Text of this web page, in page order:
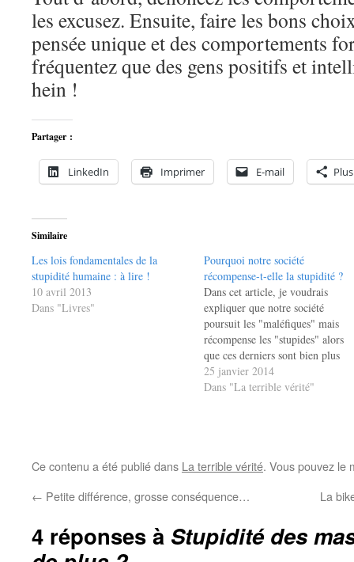
les excusez. Ensuite, faire les bons
pensée unique et des comportements
fréquentez que des gens positifs et
hein !
Partager :
LinkedIn Imprimer E-mail Plus
Similaire
Les lois fondamentales de la
stupidité humaine : à lire !
10 avril 2013
Dans "Livres"
Pourquoi notre société
récompense-t-elle la stupidité ?
Dans cet article, je voudrais
expliquer que notre société
poursuit les "maléfiques" mais
récompense les "stupides" alors
que ces derniers sont bien plus
nombreux que les premiers. La
police, par exemple, s'occupe
25 janvier 2014
Dans "La terrible vérité"
Ce contenu a été publié dans La terrible vérité. Vous pouvez le
← Petite différence, grosse conséquence… La
4 réponses à Stupidité des